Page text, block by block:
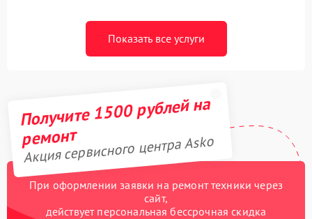
Показать все услуги
Получите 1500 рублей на
ремонт
Акция сервисного центра Asko
При оформлении заявки на ремонт техники через
сайт,
действует персональная бессрочная скидка